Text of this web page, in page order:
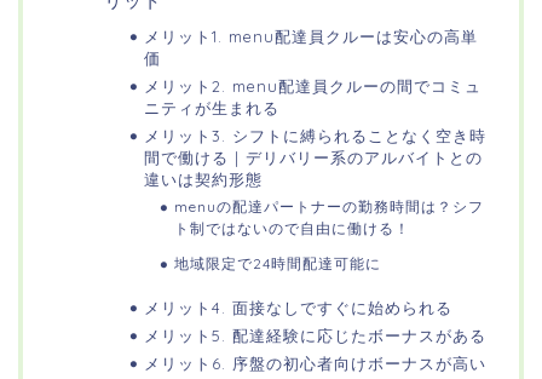
メリット1. menu配達員クルーは安心の高単
価
メリット2. menu配達員クルーの間でコミュ
ニティが生まれる
メリット3. シフトに縛られることなく空き時
間で働ける | デリバリー系のアルバイトとの
違いは契約形態
menuの配達パートナーの勤務時間は？シフ
ト制ではないので自由に働ける！
地域限定で24時間配達可能に
メリット4. 面接なしですぐに始められる
メリット5. 配達経験に応じたボーナスがある
メリット6. 序盤の初心者向けボーナスが高い